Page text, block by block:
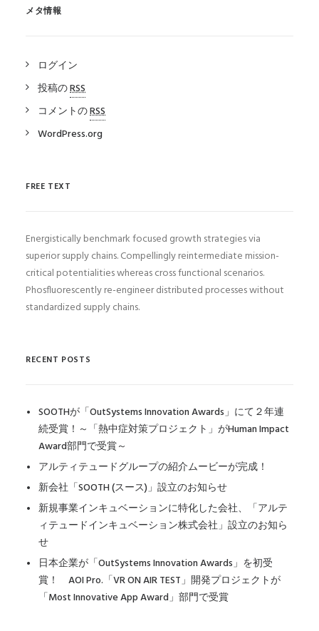
メタ情報
ログイン
投稿のRSS
コメントのRSS
WordPress.org
FREE TEXT
Energistically benchmark focused growth strategies via
superior supply chains. Compellingly reintermediate mission-
critical potentialities whereas cross functional scenarios.
Phosfluorescently re-engineer distributed processes without
standardized supply chains.
RECENT POSTS
SOOTHが「OutSystems Innovation Awards」にて２年連
続受賞！～「熱中症対策プロジェクト」がHuman Impact
Award部門で受賞～
アルティテュードグループの紹介ムービーが完成！
新会社「SOOTH (スース)」設立のお知らせ
新規事業インキュベーションに特化した会社、「アルテ
ィテュードインキュベーション株式会社」設立のお知ら
せ
日本企業が「OutSystems Innovation Awards」を初受
賞！ AOI Pro.「VR ON AIR TEST」開発プロジェクトが
「Most Innovative App Award」部門で受賞